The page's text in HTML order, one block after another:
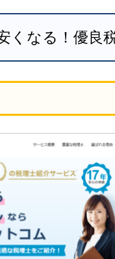
くなる！優良